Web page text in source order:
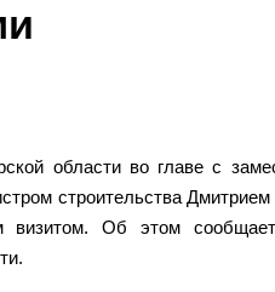
области во главе с
строительства
визитом. Об этом сообщает